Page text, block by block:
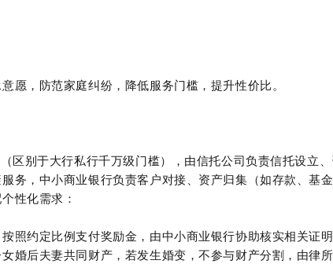
愿，防范家庭纠纷，降低服务门槛，提升性价比。
区别于大行私行千万级门槛），由信托公司负责信托设立
务，中小商业银行负责客户对接、资产归集（如存款、基
性化需求：
照约定比例支付奖励金，由中小商业银行协助核实相关证
婚后夫妻共同财产，若发生婚变，不参与财产分割，由律